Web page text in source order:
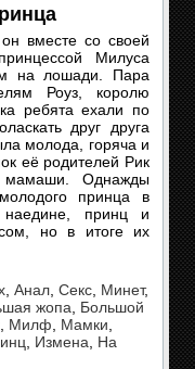
вместе со своей
Милуса
на лошади. Пара
Роуз, королю
ребята ехали по
друг друга
молода, горяча и
её родителей Рик
мамаши. Однажды
принца в
принц и
но в итоге их
Анал Секс Минет,
жопа
Большой
Милф Мамки
Измена
На